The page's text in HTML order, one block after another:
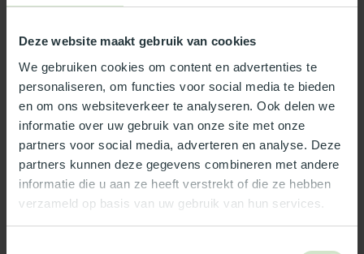
Deze website maakt gebruik van cookies
We gebruiken cookies om content en advertenties te
personaliseren, om functies voor social media te bieden
en om ons websiteverkeer te analyseren. Ook delen we
informatie over uw gebruik van onze site met onze
partners voor social media, adverteren en analyse. Deze
partners kunnen deze gegevens combineren met andere
informatie die u aan ze heeft verstrekt of die ze hebben
verzameld op basis van uw gebruik van hun services.
Productomschrijving
Reviews
Wat ons écht bijzonder maakt:
Officieel Skylux dealer!
Gratis bezorging in Nederland, m.u.v. de Waddeneilanden